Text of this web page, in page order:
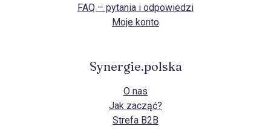
FAQ – pytania i odpowiedzi
Moje konto
Synergie.polska
O nas
Jak zacząć?
Strefa B2B